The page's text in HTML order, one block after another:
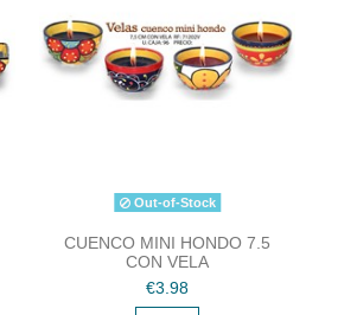
Out-of-Stock
CUENCO MINI HONDO 7.5
CON VELA
€3.98